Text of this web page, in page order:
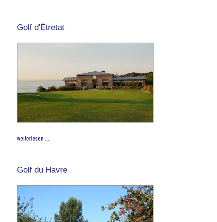
Golf d'Étretat
weiterlesen ...
Golf du Havre